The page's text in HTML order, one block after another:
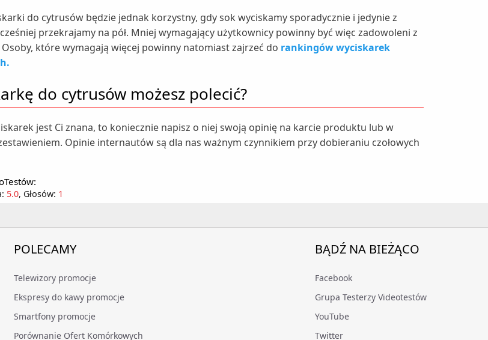
do cytrusów będzie jednak korzystny, gdy sok wyciskamy sporadycznie i jedynie z
przekrajamy na pół. Mniej wymagający użytkownicy powinny być więc zadowoleni z
które wymagają więcej powinny natomiast zajrzeć do rankingów wyciskarek
do cytrusów możesz polecić?
jest Ci znana, to koniecznie napisz o niej swoją opinię na karcie produktu lub w
Opinie internautów są dla nas ważnym czynnikiem przy dobieraniu czołowych
5.0, Głosów: 1
POLECAMY
Telewizory promocje
Ekspresy do kawy promocje
Smartfony promocje
Porównanie Ofert Komórkowych
BĄDŹ NA BIEŻĄCO
Facebook
Grupa Testerzy Videotestów
YouTube
Twitter